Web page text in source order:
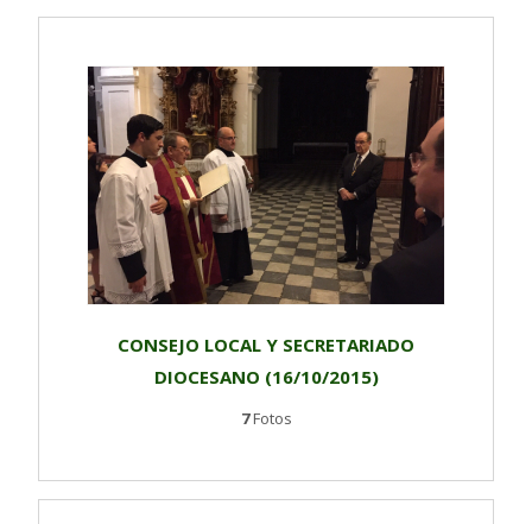
CONSEJO LOCAL Y SECRETARIADO
DIOCESANO (16/10/2015)
7Fotos